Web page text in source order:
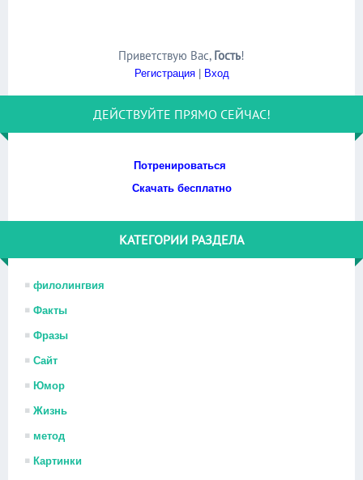
Приветствую Вас, Гость!
Регистрация| Вход
ДЕЙСТВУЙТЕ ПРЯМО СЕЙЧАС!
Потренироваться
Скачать бесплатно
КАТЕГОРИИ РАЗДЕЛА
филолингвия
Факты
Фразы
Сайт
Юмор
Жизнь
метод
Картинки